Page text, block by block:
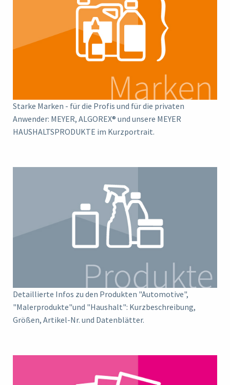
Starke Marken - für die Profis und für die privaten
Anwender: MEYER, ALGOREX® und unsere MEYER
HAUSHALTSPRODUKTE im Kurzportrait.
Detaillierte Infos zu den Produkten "Automotive",
"Malerprodukte"und "Haushalt": Kurzbeschreibung,
Größen, Artikel-Nr. und Datenblätter.